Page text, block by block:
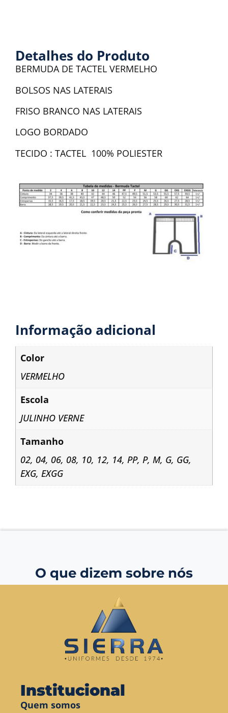
Detalhes do Produto
BERMUDA DE TACTEL VERMELHO
BOLSOS NAS LATERAIS
FRISO BRANCO NAS LATERAIS
LOGO BORDADO
TECIDO : TACTEL 100% POLIESTER
Informação adicional
Color
VERMELHO
Escola
JULINHO VERNE
Tamanho
02, 04, 06, 08, 10, 12, 14, PP, P, M, G, GG,
EXG, EXGG
O que dizem sobre nós
Institucional
Quem somos